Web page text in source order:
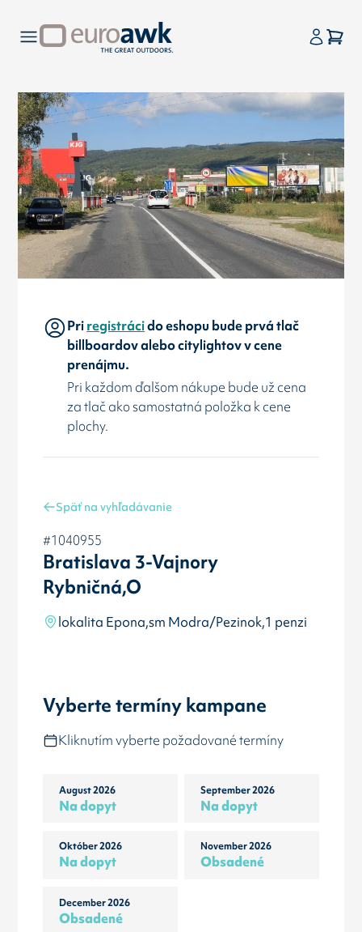
Priregistrácido eshopu bude prvá tlač
billboardov alebo citylightov v cene
prenájmu.
Pri každom ďalšom nákupe bude už cena
za tlač ako samostatná položka k cene
plochy.
Späť na vyhľadávanie
#1040955
Bratislava 3-Vajnory
Rybničná,O
lokalita Epona,sm Modra/Pezinok,1 penzi
Vyberte termíny kampane
Kliknutím vyberte požadované termíny
August 2026
Na dopyt
September 2026
Na dopyt
Október 2026
Na dopyt
November 2026
Obsadené
December 2026
Obsadené